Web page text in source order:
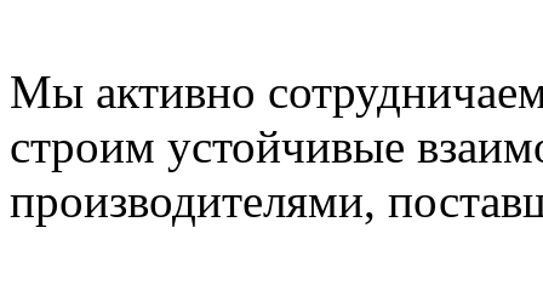
Мы активно
строим устойчивые
производителями,